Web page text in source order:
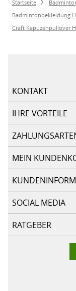
Startseite
Badmintonbekleidung
Craft Kapuzenpullover
KONTAKT
IHRE VORTEILE
MEIN
SOCIAL MEDIA
RATGEBER